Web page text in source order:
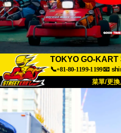
TOKYO GO-KART
📞+81-80-1199-1199📧
菜單/更
關於